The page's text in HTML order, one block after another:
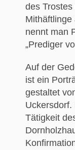
des
Mithäftlinge
nennt man
„Prediger
Auf der
ist ein
gestaltet
Uckersdorf.
Tätigkeit